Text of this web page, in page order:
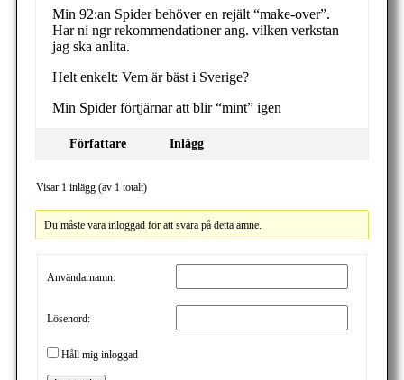
Min 92:an Spider behöver en rejält “make-over”.
Har ni ngr rekommendationer ang. vilken verkstan
jag ska anlita.
Helt enkelt: Vem är bäst i Sverige?
Min Spider förtjärnar att blir “mint” igen
Författare Inlägg
Visar 1 inlägg (av 1 totalt)
Du måste vara inloggad för att svara på detta ämne.
Användarnamn:
Lösenord:
Håll mig inloggad